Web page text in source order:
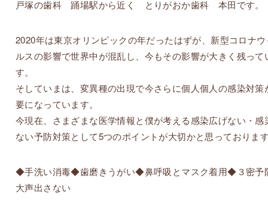
戸塚の歯科 踊場駅から近く とりがおか歯科 本田です。
2020年は東京オリンピックの年だったはずが、新型コロナ
ルスの影響で世界中が混乱し、今もその影響が大きく残って
す。
そしていまは、変異種の出現で今さらに個人個人の感染対策
要になっています。
今現在、さまざまな医学情報と僕が考える感染広げない・感
ない予防対策として5つのポイントが大切かと思っておりま
◆手洗い消毒◆歯磨きうがい◆鼻呼吸とマスク着用◆３密
大声出さない